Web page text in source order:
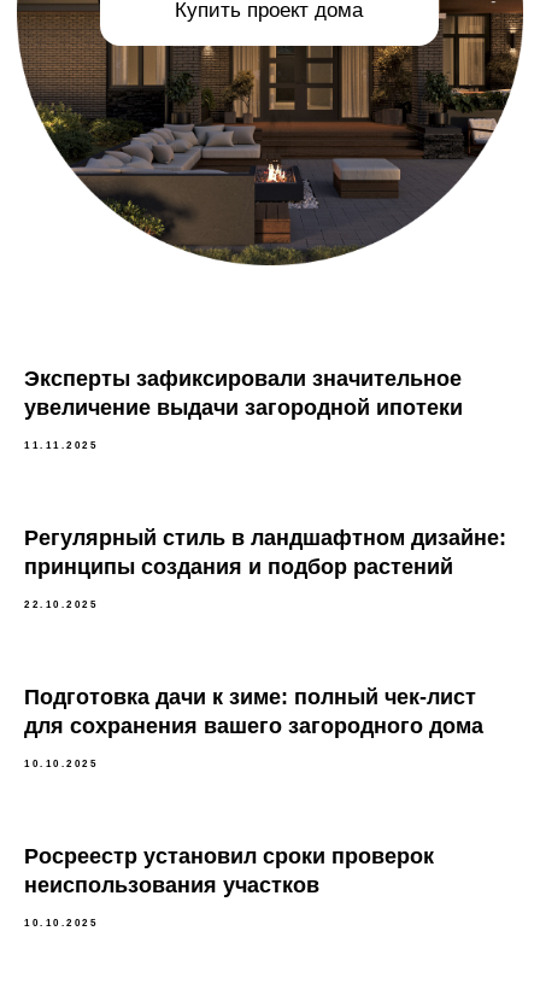
Эксперты зафиксировали значительное
увеличение выдачи загородной ипотеки
11.11.2025
Регулярный стиль в ландшафтном дизайне:
принципы создания и подбор растений
22.10.2025
Подготовка дачи к зиме: полный чек-лист
для сохранения вашего загородного дома
10.10.2025
Росреестр установил сроки проверок
неиспользования участков
10.10.2025